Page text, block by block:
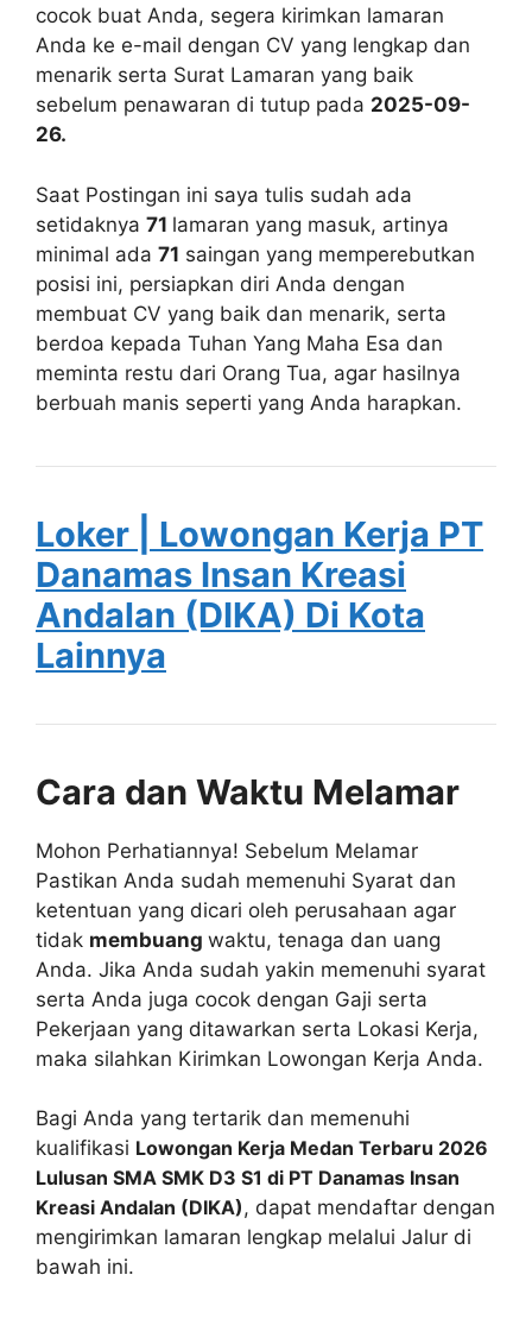
cocok buat Anda, segera kirimkan lamaran
Anda ke e-mail dengan CV yang lengkap dan
menarik serta Surat Lamaran yang baik
sebelum penawaran di tutup pada 2025-09-
26.
Saat Postingan ini saya tulis sudah ada
setidaknya 71 lamaran yang masuk, artinya
minimal ada 71 saingan yang memperebutkan
posisi ini, persiapkan diri Anda dengan
membuat CV yang baik dan menarik, serta
berdoa kepada Tuhan Yang Maha Esa dan
meminta restu dari Orang Tua, agar hasilnya
berbuah manis seperti yang Anda harapkan.
Loker | Lowongan Kerja PT
Danamas Insan Kreasi
Andalan (DIKA) Di Kota
Lainnya
Cara dan Waktu Melamar
Mohon Perhatiannya! Sebelum Melamar
Pastikan Anda sudah memenuhi Syarat dan
ketentuan yang dicari oleh perusahaan agar
tidak membuang waktu, tenaga dan uang
Anda. Jika Anda sudah yakin memenuhi syarat
serta Anda juga cocok dengan Gaji serta
Pekerjaan yang ditawarkan serta Lokasi Kerja,
maka silahkan Kirimkan Lowongan Kerja Anda.
Bagi Anda yang tertarik dan memenuhi
kualifikasi Lowongan Kerja Medan Terbaru 2026
Lulusan SMA SMK D3 S1 di PT Danamas Insan
Kreasi Andalan (DIKA), dapat mendaftar dengan
mengirimkan lamaran lengkap melalui Jalur di
bawah ini.